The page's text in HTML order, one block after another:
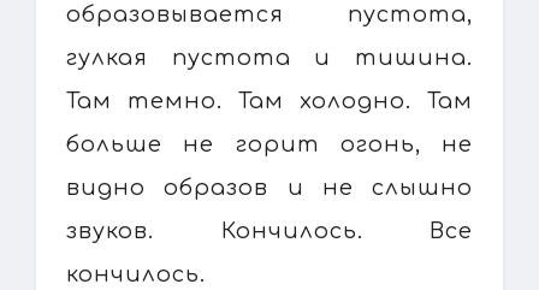
образовывается пустота,
гулкая пустота и тишина.
Там темно. Там холодно. Там
больше не горит огонь, не
видно образов и не слышно
звуков. Кончилось. Все
кончилось.